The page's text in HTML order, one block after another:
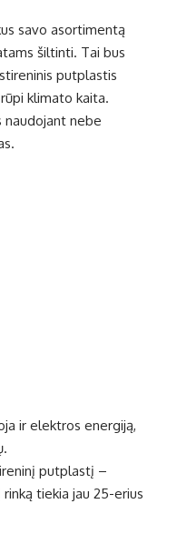
savo asortimentą
šiltinti. Tai bus
putplastis
klimato kaita.
naudojant nebe
ir elektros energiją,
putplastį –
tiekia jau 25-erius